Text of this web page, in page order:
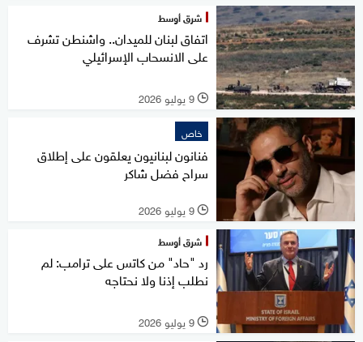
شرق أوسط
اتفاق لبنان للميدان.. واشنطن تشرف
على الانسحاب الإسرائيلي
l 9 يوليو 2026
خاص
فنانون لبنانيون يعلقون على إطلاق
سراح فضل شاكر
l 9 يوليو 2026
شرق أوسط
رد "حاد" من كاتس على ترامب: لم
نطلب إذنا ولا نحتاجه
l 9 يوليو 2026